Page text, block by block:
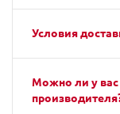
Условия
Можно ли у вас